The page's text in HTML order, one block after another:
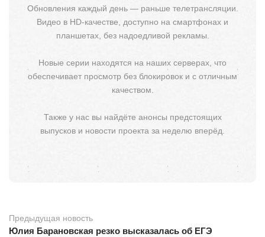
Обновления каждый день — раньше телетрансляции.
Видео в HD-качестве, доступно на смартфонах и
планшетах, без надоедливой рекламы.
Новые серии находятся на наших серверах, что
обеспечивает просмотр без блокировок и с отличным
качеством.
Также у нас вы найдёте анонсы предстоящих
выпусков и новости проекта за неделю вперёд.
Предыдущая новость
Юлия Барановская резко высказалась об ЕГЭ